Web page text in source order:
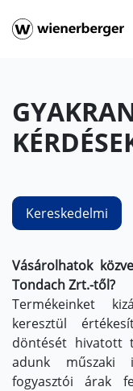
Kereskedelmi
Vásárolhatok
Tondach Zrt.-től?
Termékeinket
keresztül
döntését hivatott
adunk műszaki
fogyasztói árak